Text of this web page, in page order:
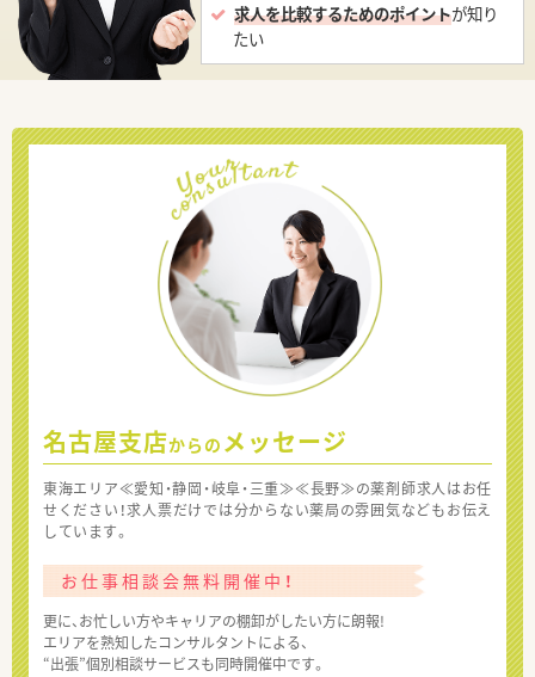
求人を比較するためのポイントが知り
たい
名古屋支店からの メッセージ
東海エリア≪愛知・静岡・岐阜・三重≫≪長野≫の薬剤師求人はお任
せください！求人票だけでは分からない薬局の雰囲気などもお伝え
しています。
お仕事相談会無料開催中！
更に、お忙しい方やキャリアの棚卸がしたい方に朗報!
エリアを熟知したコンサルタントによる、
“出張”個別相談サービスも同時開催中です。